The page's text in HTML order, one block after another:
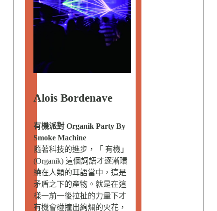
Alois Bordenave
有機派對 Organik Party By
Smoke Machine
隨著科技的進步，「 有機」
(Organik) 這個詞語才逐漸環
繞在人類的耳語當中，這是
矛盾之下的產物。就是在這
樣一前一後拉扯的力量下才
有機會碰撞出絢爛的火花，